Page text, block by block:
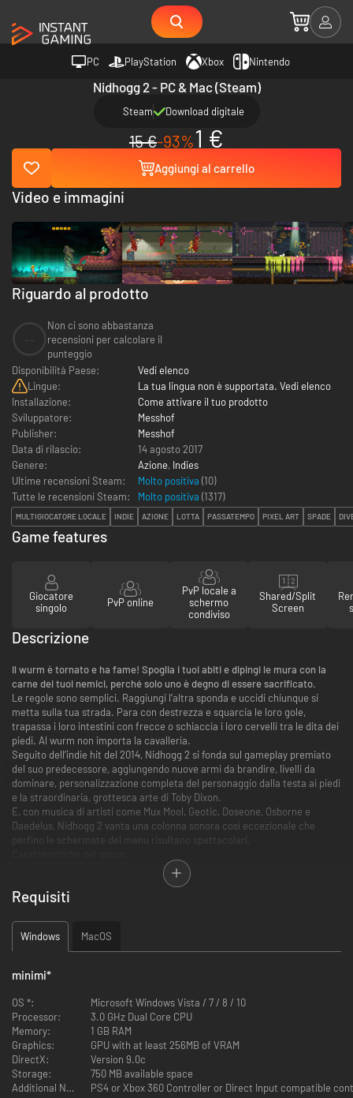
PC PlayStation Xbox Nintendo
Nidhogg 2 - PC & Mac (Steam)
Steam Download digitale
15 €-93%1 €
Aggiungi al carrello
Riguardo al prodotto
Non ci sono abbastanza
recensioni per calcolare il
punteggio
Disponibilità Paese:
Vedi elenco
Lingue:
La tua lingua non è supportata. Vedi elenco
Installazione:
Come attivare il tuo prodotto
Sviluppatore:
Messhof
Publisher:
Messhof
Data di rilascio:
14 agosto 2017
Genere:
Azione, Indies
Ultime recensioni Steam:
Molto positiva (10)
Tutte le recensioni Steam:
Molto positiva (1317)
MULTIGIOCATORE LOCALE INDIE AZIONE LOTTA PASSATEMPO PIXEL ART SPADE
Video e immagini
Game features
Giocatore
singolo
PvP online
PvP locale a
schermo
condiviso
Shared/Split
Screen
Descrizione
Il wurm è tornato e ha fame! Spoglia i tuoi abiti e dipingi le mura con la
carne dei tuoi nemici, perché solo uno è degno di essere sacrificato.
Le regole sono semplici. Raggiungi l’altra sponda e uccidi chiunque si
metta sulla tua strada. Para con destrezza e squarcia le loro gole,
trapassa i loro intestini con frecce o schiaccia i loro cervelli tra le dita dei
piedi. Al wurm non importa la cavalleria.
Seguito dell’indie hit del 2014, Nidhogg 2 si fonda sul gameplay premiato
del suo predecessore, aggiungendo nuove armi da brandire, livelli da
dominare, personalizzazione completa del personaggio dalla testa ai piedi
e la straordinaria, grottesca arte di Toby Dixon.
E, con musica di artisti come Mux Mool, Geotic, Doseone, Osborne e
Daedelus, Nidhogg 2 vanta una colonna sonora così eccezionale che
perfino le schermate del menu risultano spettacolari.
• Sfida l’IA o un amico in combattimenti 1v1.
• Combatti per il primo posto nei tornei a 8 giocatori.
• Padroneggia le peculiarità di quattro armi.
• Dieci scenari, dai castelli agli interni di Nidhogg.
• Modifica le regole con oltre 10 variabili di gioco diverse.
• Gioca online con matchmaking e partite private.
Requisiti
Windows MacOS
minimi*
OS *:
Microsoft Windows Vista / 7 / 8 / 10
Processor:
3.0 GHz Dual Core CPU
Memory:
1 GB RAM
Graphics:
GPU with at least 256MB of VRAM
DirectX:
Version 9.0c
Storage:
750 MB available space
Additional Notes:
PS4 or Xbox 360 Controller or Direct Input compatible